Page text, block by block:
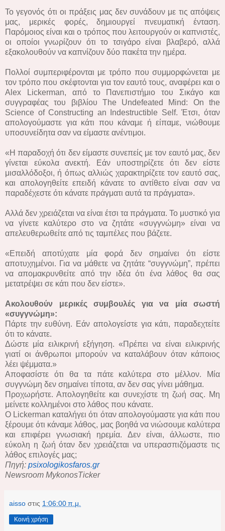
Το γεγονός ότι οι πράξεις μας δεν συνάδουν με τις απόψεις
μας, μερικές φορές, δημιουργεί πνευματική ένταση.
Παρόμοιος είναι και ο τρόπος που λειτουργούν οι καπνιστές,
οι οποίοι γνωρίζουν ότι το τσιγάρο είναι βλαβερό, αλλά
εξακολουθούν να καπνίζουν δύο πακέτα την ημέρα.
Πολλοί συμπεριφέρονται με τρόπο που συμμορφώνεται με
τον τρόπο που σκέφτονται για τον εαυτό τους, αναφέρει και ο
Alex Lickerman, από το Πανεπιστήμιο του Σικάγο και
συγγραφέας του βιβλίου The Undefeated Mind: On the
Science of Constructing an Indestructible Self. Έτσι, όταν
απολογούμαστε για κάτι που κάναμε ή είπαμε, νιώθουμε
υποσυνείδητα σαν να είμαστε ανέντιμοι.
«Η παραδοχή ότι δεν είμαστε συνεπείς με τον εαυτό μας, δεν
γίνεται εύκολα ανεκτή. Εάν υποστηρίζετε ότι δεν είστε
μισαλλόδοξοι, ή όπως αλλιώς χαρακτηρίζετε τον εαυτό σας,
και απολογηθείτε επειδή κάνατε το αντίθετο είναι σαν να
παραδέχεστε ότι κάνατε πράγματι αυτά τα πράγματα».
Αλλά δεν χρειάζεται να είναι έτσι τα πράγματα. Το μυστικό για
να γίνετε καλύτερο στο να ζητάτε «συγγνώμη» είναι να
απελευθερωθείτε από τις ταμπέλες που βάζετε.
«Επειδή αποτύχατε μία φορά δεν σημαίνει ότι είστε
αποτυχημένοι. Για να μάθετε να ζητάτε “συγγνώμη”, πρέπει
να απομακρυνθείτε από την ιδέα ότι ένα λάθος θα σας
μετατρέψει σε κάτι που δεν είστε».
Ακολουθούν μερικές συμβουλές για να μία σωστή
«συγγνώμη»:
Πάρτε την ευθύνη. Εάν απολογείστε για κάτι, παραδεχτείτε
ότι το κάνατε.
Δώστε μία ειλικρινή εξήγηση. «Πρέπει να είναι ειλικρινής
γιατί οι άνθρωποι μπορούν να καταλάβουν όταν κάποιος
λέει ψέμματα.»
Αποφασίστε ότι θα τα πάτε καλύτερα στο μέλλον. Μία
συγγνώμη δεν σημαίνει τίποτα, αν δεν σας γίνει μάθημα.
Προχωρήστε. Απολογηθείτε και συνεχίστε τη ζωή σας. Μη
μείνετε κολλημένοι στο λάθος που κάνατε.
Ο Lickerman καταλήγει ότι όταν απολογούμαστε για κάτι που
ξέρουμε ότι κάναμε λάθος, μας βοηθά να νιώσουμε καλύτερα
και επιφέρει γνωσιακή ηρεμία. Δεν είναι, άλλωστε, πιο
εύκολη η ζωή όταν δεν χρειάζεται να υπερασπιζόμαστε τις
λάθος επιλογές μας;
Πηγή: psixologikosfaros.gr
Newsroom MykonosTicker
aisso στις 1:06:00 π.μ.
Κοινή χρήση